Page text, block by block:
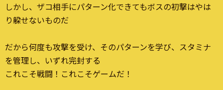
しかし、ザコ相手にパターン化できてもボスの初撃はやは
り躱せないものだ
だから何度も攻撃を受け、そのパターンを学び、スタミナ
を管理し、いずれ完封する
これこそ戦闘！これこそゲームだ！